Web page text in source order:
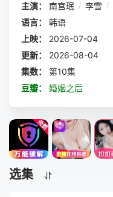
主演：
南宫珉 / 李雪 /
语言：
韩语
上映：
2026-07-04
更新：
2026-08-04
集数：
第10集
豆瓣：
婚姻之后
选集